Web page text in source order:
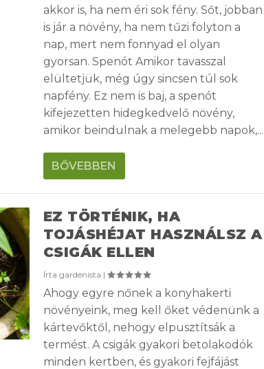
akkor is, ha nem éri sok fény. Sőt, jobban
is jár a növény, ha nem tűzi folyton a
nap, mert nem fonnyad el olyan
gyorsan. Spenót Amikor tavasszal
elültetjük, még úgy sincsen túl sok
napfény. Ez nem is baj, a spenót
kifejezetten hidegkedvelő növény,
amikor beindulnak a melegebb napok,...
BŐVEBBEN
EZ TÖRTÉNIK, HA
TOJÁSHÉJAT HASZNÁLSZ A
CSIGÁK ELLEN
Írta gardenista |
Ahogy egyre nőnek a konyhakerti
növényeink, meg kell őket védenünk a
kártevőktől, nehogy elpusztítsák a
termést. A csigák gyakori betolakodók
minden kertben, és gyakori fejfájást